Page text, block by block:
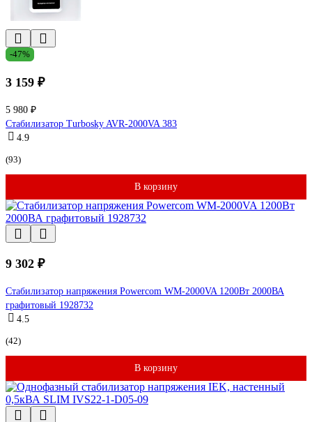
-47%
3 159 ₽
5 980 ₽
Стабилизатор Turbosky AVR-2000VA 383
4.9
(93)
В корзину
9 302 ₽
Стабилизатор напряжения Powercom WM-2000VA 1200Вт 2000ВА
графитовый 1928732
4.5
(42)
В корзину